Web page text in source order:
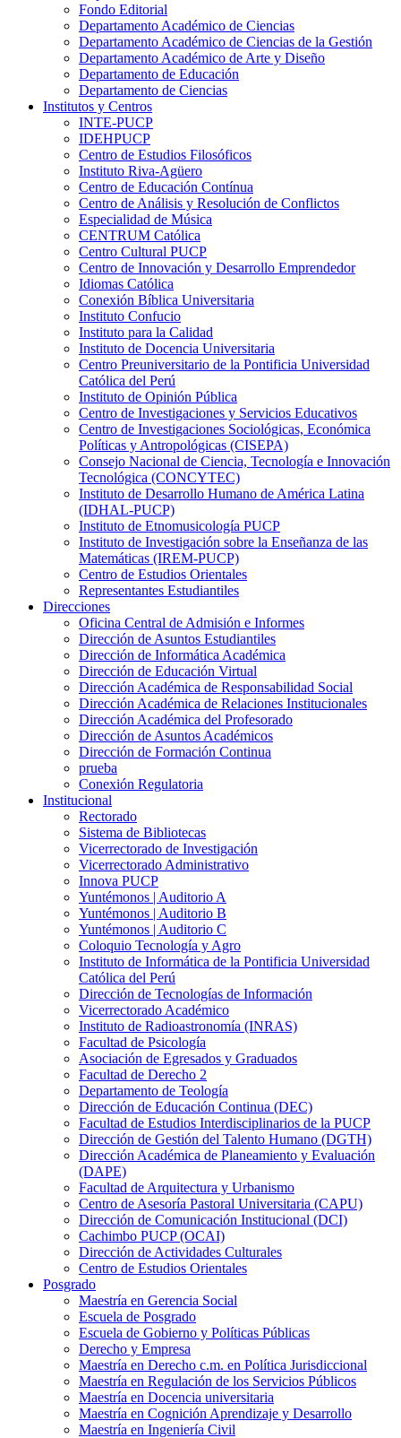
Fondo Editorial
Departamento Académico de Ciencias
Departamento Académico de Ciencias de la Gestión
Departamento Académico de Arte y Diseño
Departamento de Educación
Departamento de Ciencias
Institutos y Centros
INTE-PUCP
IDEHPUCP
Centro de Estudios Filosóficos
Instituto Riva-Agüero
Centro de Educación Contínua
Centro de Análisis y Resolución de Conflictos
Especialidad de Música
CENTRUM Católica
Centro Cultural PUCP
Centro de Innovación y Desarrollo Emprendedor
Idiomas Católica
Conexión Bíblica Universitaria
Instituto Confucio
Instituto para la Calidad
Instituto de Docencia Universitaria
Centro Preuniversitario de la Pontificia Universidad
Católica del Perú
Instituto de Opinión Pública
Centro de Investigaciones y Servicios Educativos
Centro de Investigaciones Sociológicas, Económica
Políticas y Antropológicas (CISEPA)
Consejo Nacional de Ciencia, Tecnología e Innovación
Tecnológica (CONCYTEC)
Instituto de Desarrollo Humano de América Latina
(IDHAL-PUCP)
Instituto de Etnomusicología PUCP
Instituto de Investigación sobre la Enseñanza de las
Matemáticas (IREM-PUCP)
Centro de Estudios Orientales
Representantes Estudiantiles
Direcciones
Oficina Central de Admisión e Informes
Dirección de Asuntos Estudiantiles
Dirección de Informática Académica
Dirección de Educación Virtual
Dirección Académica de Responsabilidad Social
Dirección Académica de Relaciones Institucionales
Dirección Académica del Profesorado
Dirección de Asuntos Académicos
Dirección de Formación Continua
prueba
Conexión Regulatoria
Institucional
Rectorado
Sistema de Bibliotecas
Vicerrectorado de Investigación
Vicerrectorado Administrativo
Innova PUCP
Yuntémonos | Auditorio A
Yuntémonos | Auditorio B
Yuntémonos | Auditorio C
Coloquio Tecnología y Agro
Instituto de Informática de la Pontificia Universidad
Católica del Perú
Dirección de Tecnologías de Información
Vicerrectorado Académico
Instituto de Radioastronomía (INRAS)
Facultad de Psicología
Asociación de Egresados y Graduados
Facultad de Derecho 2
Departamento de Teología
Dirección de Educación Continua (DEC)
Facultad de Estudios Interdisciplinarios de la PUCP
Dirección de Gestión del Talento Humano (DGTH)
Dirección Académica de Planeamiento y Evaluación
(DAPE)
Facultad de Arquitectura y Urbanismo
Centro de Asesoría Pastoral Universitaria (CAPU)
Dirección de Comunicación Institucional (DCI)
Cachimbo PUCP (OCAI)
Dirección de Actividades Culturales
Centro de Estudios Orientales
Posgrado
Maestría en Gerencia Social
Escuela de Posgrado
Escuela de Gobierno y Políticas Públicas
Derecho y Empresa
Maestría en Derecho c.m. en Política Jurisdiccional
Maestría en Regulación de los Servicios Públicos
Maestría en Docencia universitaria
Maestría en Cognición Aprendizaje y Desarrollo
Maestría en Ingeniería Civil